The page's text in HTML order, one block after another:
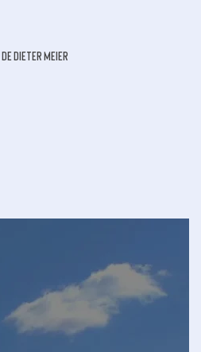
Dieter Meier